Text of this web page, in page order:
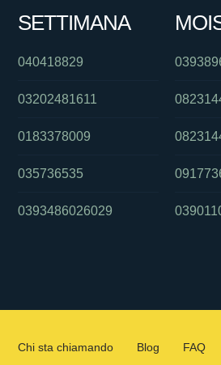
SETTIMANA
040418829
03202481611
0183378009
035736535
0393486026029
Chi sta chiamando Blog FAQ